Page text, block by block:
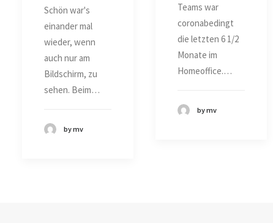
Schön war's
einander mal
wieder, wenn
auch nur am
Bildschirm, zu
sehen. Beim…
by mv
Teams war
coronabedingt
die letzten 6 1/2
Monate im
Homeoffice.…
by mv